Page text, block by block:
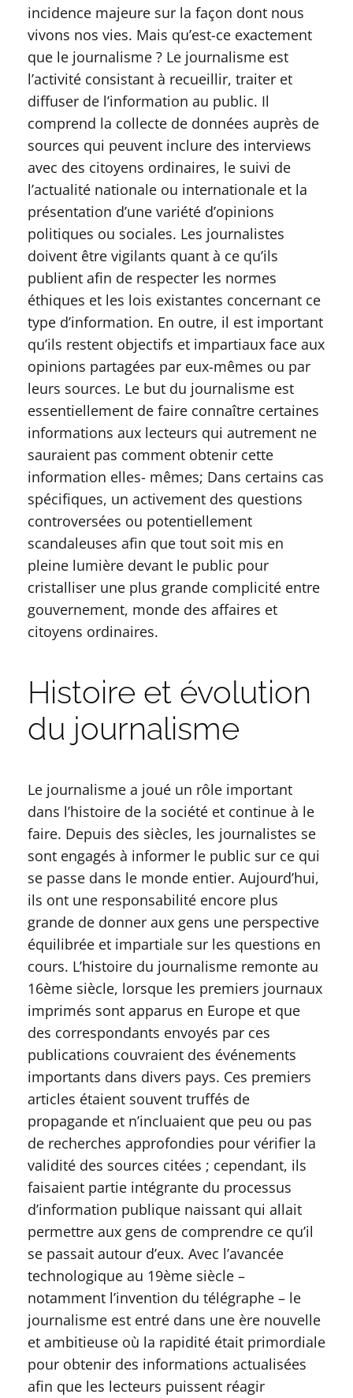
incidence majeure sur la façon dont nous
vivons nos vies. Mais qu’est-ce exactement
que le journalisme ? Le journalisme est
l’activité consistant à recueillir, traiter et
diffuser de l’information au public. Il
comprend la collecte de données auprès de
sources qui peuvent inclure des interviews
avec des citoyens ordinaires, le suivi de
l’actualité nationale ou internationale et la
présentation d’une variété d’opinions
politiques ou sociales. Les journalistes
doivent être vigilants quant à ce qu’ils
publient afin de respecter les normes
éthiques et les lois existantes concernant ce
type d’information. En outre, il est important
qu’ils restent objectifs et impartiaux face aux
opinions partagées par eux-mêmes ou par
leurs sources. Le but du journalisme est
essentiellement de faire connaître certaines
informations aux lecteurs qui autrement ne
sauraient pas comment obtenir cette
information elles- mêmes; Dans certains cas
spécifiques, un activement des questions
controversées ou potentiellement
scandaleuses afin que tout soit mis en
pleine lumière devant le public pour
cristalliser une plus grande complicité entre
gouvernement, monde des affaires et
citoyens ordinaires.
Histoire et évolution
du journalisme
Le journalisme a joué un rôle important
dans l’histoire de la société et continue à le
faire. Depuis des siècles, les journalistes se
sont engagés à informer le public sur ce qui
se passe dans le monde entier. Aujourd’hui,
ils ont une responsabilité encore plus
grande de donner aux gens une perspective
équilibrée et impartiale sur les questions en
cours. L’histoire du journalisme remonte au
16ème siècle, lorsque les premiers journaux
imprimés sont apparus en Europe et que
des correspondants envoyés par ces
publications couvraient des événements
importants dans divers pays. Ces premiers
articles étaient souvent truffés de
propagande et n’incluaient que peu ou pas
de recherches approfondies pour vérifier la
validité des sources citées ; cependant, ils
faisaient partie intégrante du processus
d’information publique naissant qui allait
permettre aux gens de comprendre ce qu’il
se passait autour d’eux. Avec l’avancée
technologique au 19ème siècle –
notamment l’invention du télégraphe – le
journalisme est entré dans une ère nouvelle
et ambitieuse où la rapidité était primordiale
pour obtenir des informations actualisées
afin que les lecteurs puissent réagir